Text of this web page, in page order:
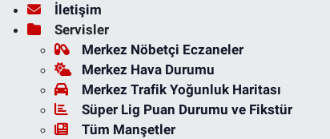
İletişim
Servisler
Merkez Nöbetçi Eczaneler
Merkez Hava Durumu
Merkez Trafik Yoğunluk Haritası
Süper Lig Puan Durumu ve Fikstür
Tüm Manşetler